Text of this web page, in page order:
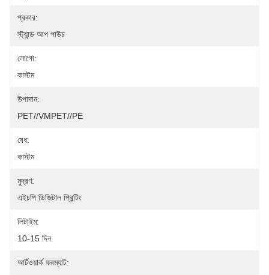
প্রকার:
স্ট্যান্ড আপ পাউচ
লোগো:
কাস্টম
উপাদান:
PET//VMPET//PE
বেধ:
কাস্টম
মুদ্রণ:
এইচপি ডিজিটাল প্রিন্টিং
লিটাইম:
10-15 দিন
আর্টওয়ার্ক ফরম্যাট: